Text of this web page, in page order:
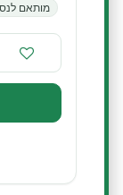
מותאם